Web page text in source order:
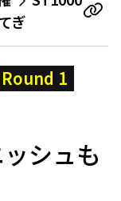
ぎ
Round 1
シュも